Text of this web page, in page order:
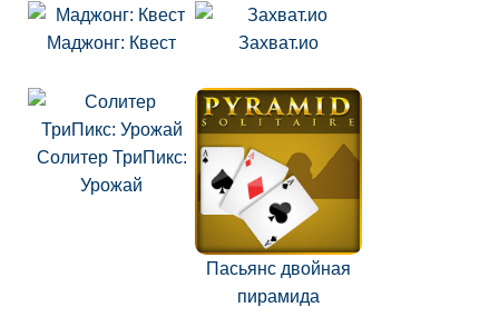
Маджонг: Квест Захват.ио
Солитер ТриПикс:
Урожай
Пасьянс двойная
пирамида